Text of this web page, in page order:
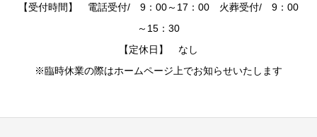
【受付時間】 電話受付/ 9：00～17：00 火葬受付/ 9：00
～15：30
【定休日】 なし
※臨時休業の際はホームページ上でお知らせいたします